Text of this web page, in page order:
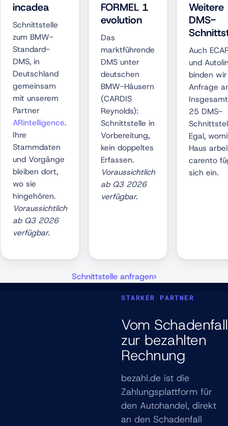
incadea
Schnittstelle
zum BMW-
Standard-
DMS, in
Deutschland
gemeinsam
mit unserem
Partner
ARintelligence.
Ihre
Stammdaten
und Vorgänge
bleiben dort,
wo sie
hingehören.
Voraussichtlich
ab Q3 2026
verfügbar.
FORMEL 1
evolution
Das
marktführende
DMS unter
deutschen
BMW-Häusern
(CARDIS
Reynolds):
Schnittstelle in
Vorbereitung,
kein doppeltes
Erfassen.
Voraussichtlich
ab Q3 2026
verfügbar.
Weitere
DMS-
Auch
und
binden
Anfrage
25 DMS-
Egal,
Haus
carento
sich ein.
Schnittstelle anfragen
STARKER PARTNER
Vom Schadenfall
zur bezahlten
Rechnung
bezahl.de ist die
Zahlungsplattform für
den Autohandel, direkt
an den Schadenfall